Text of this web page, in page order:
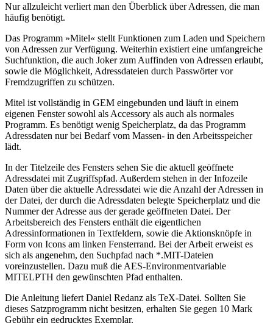
Nur allzuleicht verliert man den Überblick über Adressen, die man
häufig benötigt.
Das Programm »Mitel« stellt Funktionen zum Laden und Speichern
von Adressen zur Verfügung. Weiterhin existiert eine umfangreiche
Suchfunktion, die auch Joker zum Auffinden von Adressen erlaubt,
sowie die Möglichkeit, Adressdateien durch Passwörter vor
Fremdzugriffen zu schützen.
Mitel ist vollständig in GEM eingebunden und läuft in einem
eigenen Fenster sowohl als Accessory als auch als normales
Programm. Es benötigt wenig Speicherplatz, da das Programm
Adressdaten nur bei Bedarf vom Massen- in den Arbeitsspeicher
lädt.
In der Titelzeile des Fensters sehen Sie die aktuell geöffnete
Adressdatei mit Zugriffspfad. Außerdem stehen in der Infozeile
Daten über die aktuelle Adressdatei wie die Anzahl der Adressen in
der Datei, der durch die Adressdaten belegte Speicherplatz und die
Nummer der Adresse aus der gerade geöffneten Datei. Der
Arbeitsbereich des Fensters enthält die eigentlichen
Adressinformationen in Textfeldern, sowie die Aktionsknöpfe in
Form von Icons am linken Fensterrand. Bei der Arbeit erweist es
sich als angenehm, den Suchpfad nach *.MIT-Dateien
voreinzustellen. Dazu muß die AES-Environmentvariable
MITELPTH den gewünschten Pfad enthalten.
Die Anleitung liefert Daniel Redanz als TeX-Datei. Sollten Sie
dieses Satzprogramm nicht besitzen, erhalten Sie gegen 10 Mark
Gebühr ein gedrucktes Exemplar.